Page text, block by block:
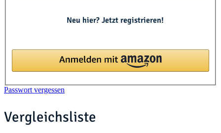
Neu hier? Jetzt registrieren!
Passwort vergessen
Vergleichsliste